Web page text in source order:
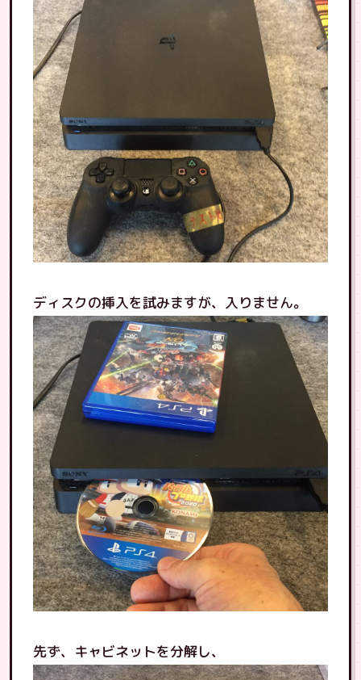
ディスクの挿入を試みますが、入りません。
先ず、キャビネットを分解し、